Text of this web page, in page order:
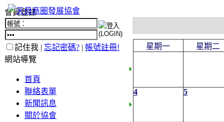
會員登錄
記住我 | 忘記密碼? | 帳號註冊!
網站導覽
首頁
聯絡表單
新聞訊息
關於協會
星期一 星期二
4 5